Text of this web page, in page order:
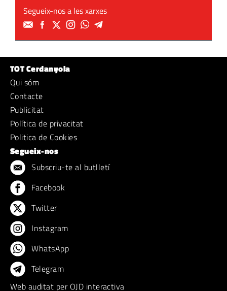
Segueix-nos a les xarxes
TOT Cerdanyola
Qui sóm
Contacte
Publicitat
Política de privacitat
Politica de Cookies
Segueix-nos
Subscriu-te al butlletí
Facebook
Twitter
Instagram
WhatsApp
Telegram
Web auditat per OJD interactiva